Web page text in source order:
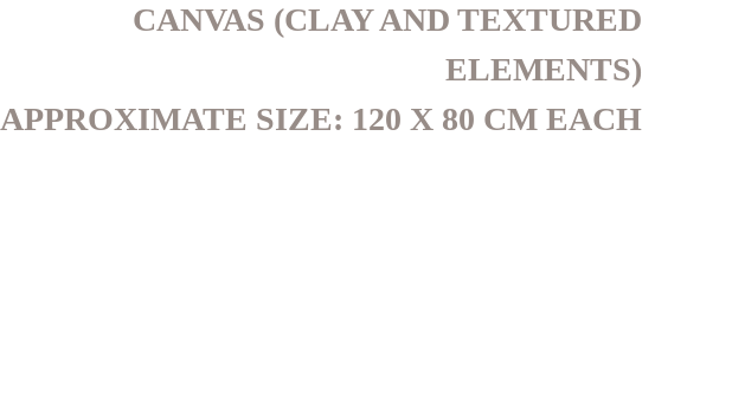
CANVAS (CLAY AND TEXTURED
ELEMENTS)
APPROXIMATE SIZE: 120 X 80 CM EACH